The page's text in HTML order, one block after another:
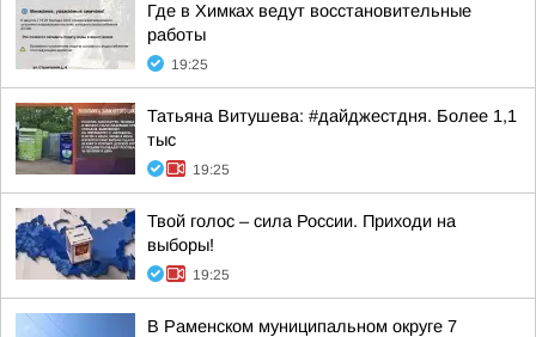
Где в Химках ведут восстановительные
работы
19:25
Татьяна Витушева: #дайджестдня. Более 1,1
тыс
19:25
Твой голос – сила России. Приходи на
выборы!
19:25
В Раменском муниципальном округе 7